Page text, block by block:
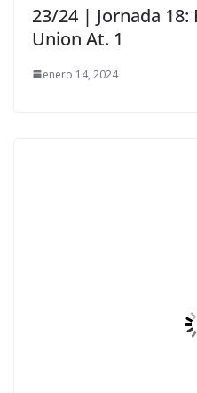
23/24 | Jornada 18:
Union At. 1
enero 14, 2024